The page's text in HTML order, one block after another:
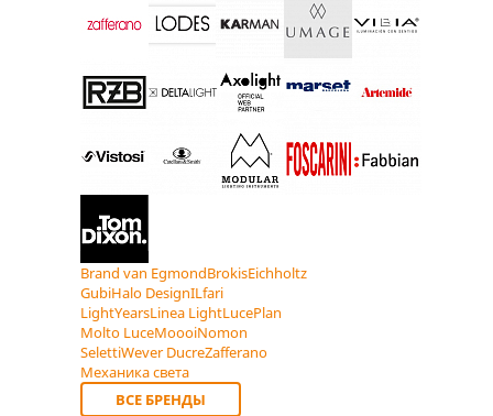
Brand van EgmondBrokisEichholtz
GubiHalo DesignILfari
LightYearsLinea LightLucePlan
Molto LuceMoooiNomon
SelettiWever DucreZafferano
Механика света
ВСЕ БРЕНДЫ